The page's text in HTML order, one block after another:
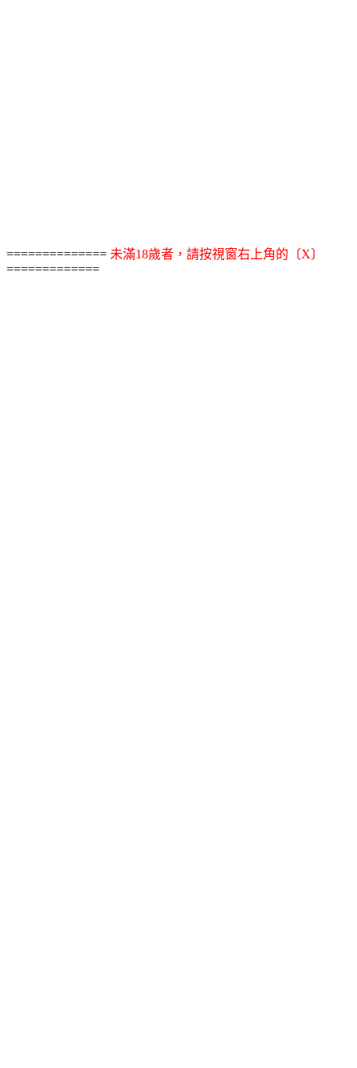
============== 未滿18歲者，請按視窗右上角的〔X〕
=============